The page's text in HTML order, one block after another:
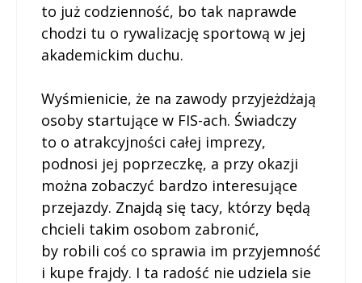
to już codzienność, bo tak naprawde
chodzi tu o rywalizację sportową w jej
akademickim duchu.
Wyśmienicie, że na zawody przyjeżdżają
osoby startujące w FIS-ach. Świadczy
to o atrakcyjności całej imprezy,
podnosi jej poprzeczkę, a przy okazji
można zobaczyć bardzo interesujące
przejazdy. Znajdą się tacy, którzy będą
chcieli takim osobom zabronić,
by robili coś co sprawia im przyjemność
i kupe frajdy. I ta radość nie udziela sie